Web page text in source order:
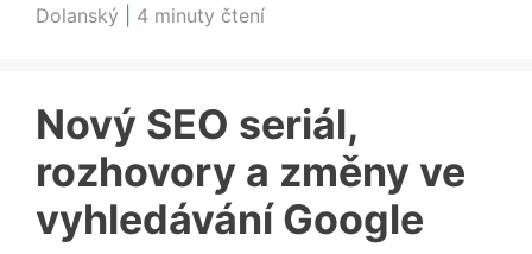
Dolanský
4 minuty čtení
Nový SEO seriál,
rozhovory a změny ve
vyhledávání Google